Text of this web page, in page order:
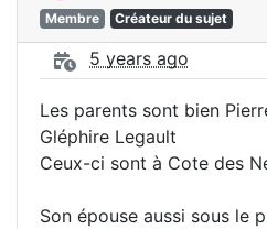
Membre Créateur du sujet
5 years ago
Les parents sont bien
Gléphire Legault
Ceux-ci sont à Cote des
Son épouse aussi sous le